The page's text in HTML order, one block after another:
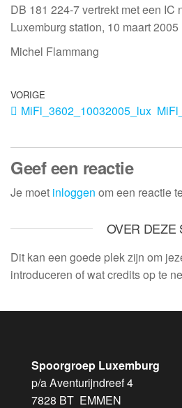
DB 181 224-7 vertrekt met een IC
Luxemburg station, 10 maart 2005
Michel Flammang
VORIGE
MiFl_3602_10032005_lux
Geef een reactie
Je moet inloggen om een reactie
OVER DEZE
Dit kan een goede plek zijn om
introduceren of wat credits op te
Spoorgroep Luxemburg
p/a Aventurijndreef 4
7828 BT EMMEN